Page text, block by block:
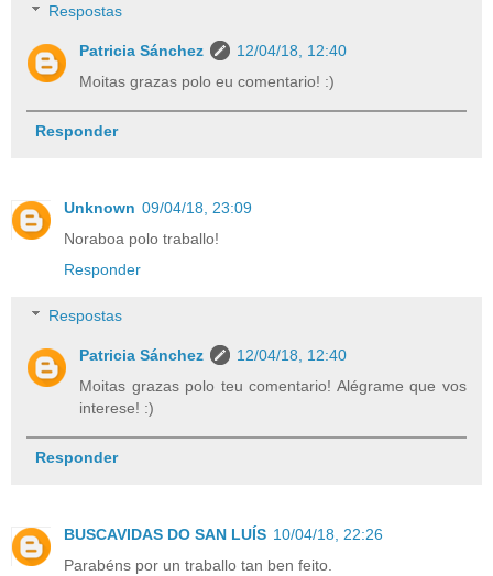
Respostas
Patricia Sánchez
12/04/18, 12:40
Moitas grazas polo eu comentario! :)
Responder
Unknown 09/04/18, 23:09
Noraboa polo traballo!
Responder
Respostas
Patricia Sánchez
12/04/18, 12:40
Moitas grazas polo teu comentario! Alégrame que vos
interese! :)
Responder
BUSCAVIDAS DO SAN LUÍS 10/04/18, 22:26
Parabéns por un traballo tan ben feito.